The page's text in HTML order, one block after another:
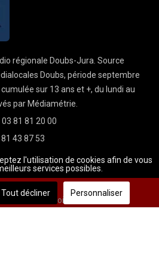
régionale Doubs-Jura. Source
Doubs, période septembre
sur 13 ans et +, du lundi au
par Médiamétrie.
81 81 20 00
43 87 53
Air - Tous droits réservés
l'utilisation de cookies afin de vous
services possibles.
Tout décliner Personnaliser